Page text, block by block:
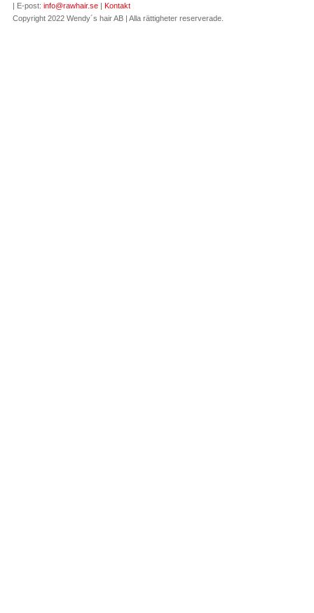
| E-post: info@rawhair.se | Kontakt
Copyright 2022 Wendy´s hair AB | Alla rättigheter reserverade.